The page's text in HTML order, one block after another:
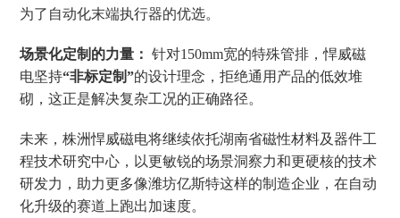
为了自动化末端执行器的优选。
场景化定制的力量： 针对150mm宽的特殊管排，悍威磁
电坚持“非标定制”的设计理念，拒绝通用产品的低效堆
砌，这正是解决复杂工况的正确路径。
未来，株洲悍威磁电将继续依托湖南省磁性材料及器件工
程技术研究中心，以更敏锐的场景洞察力和更硬核的技术
研发力，助力更多像潍坊亿斯特这样的制造企业，在自动
化升级的赛道上跑出加速度。